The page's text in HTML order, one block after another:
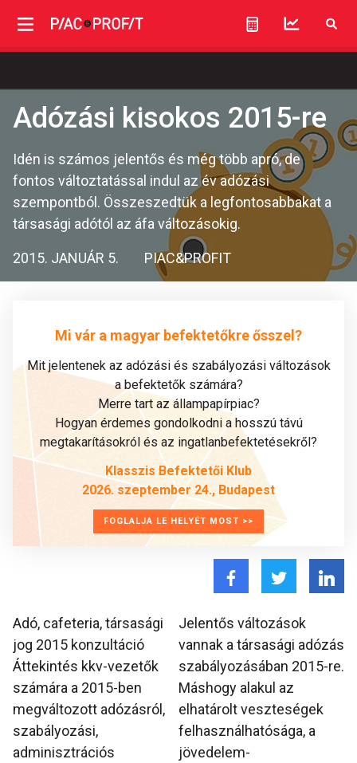
Adózási kisokos 2015-re
Idén is számos jelentős és még több apró, de
fontos változtatással indul az év adózási
szempontból. Összeszedtük a legfontosabbakat a
társasági adótól az áfa változásokig.
2015. JANUÁR 5. PIAC&PROFIT
Mi vár a magyar befektetőkre ősszel?
Mit jelentenek az adózási és szabályozási változások
a befektetők számára?
Merre tart az állampapírpiac?
Hogyan érdemes gondolkodni a hosszú távú
megtakarításokról és az ingatlanbefektetésekről?
Klasszis Befektetői Klub
2026. szeptember 24., Budapest
FOGLALJA LE HELYÉT MOST >>
Adó, cafeteria, társasági
jog 2015 konzultáció
Áttekintés kkv-vezetők
számára a 2015-ben
megváltozott adózásról,
szabályozási,
adminisztrációs
Jelentős változások
vannak a társasági adózás
szabályozásában 2015-re.
Máshogy alakul az
elhatárolt veszteségek
felhasználhatósága, a
jövedelem-